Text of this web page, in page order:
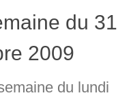
du 31
2009
du lundi